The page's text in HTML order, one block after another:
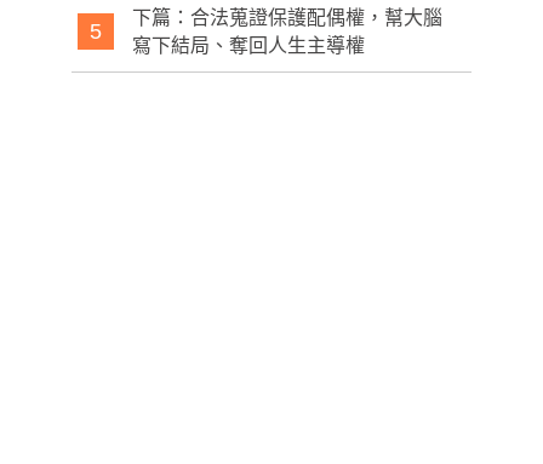
5
下篇：合法蒐證保護配偶權，幫大腦
寫下結局、奪回人生主導權